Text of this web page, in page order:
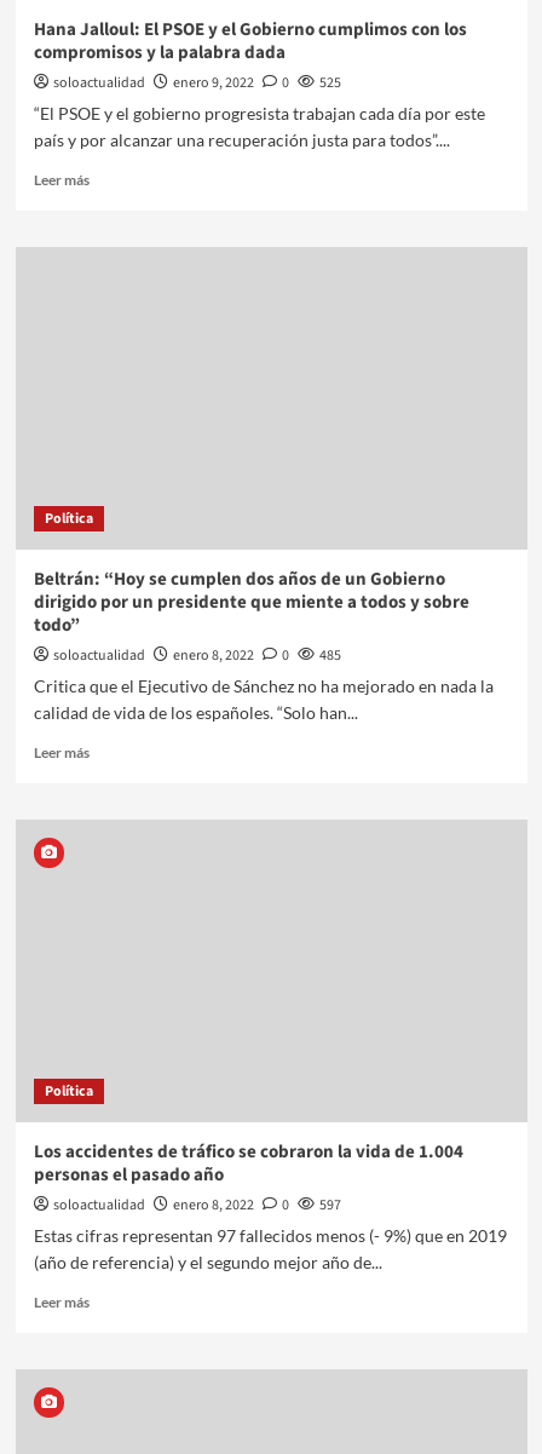
Hana Jalloul: El PSOE y el Gobierno cumplimos con los
compromisos y la palabra dada
soloactualidad enero 9, 2022 0
525
“El PSOE y el gobierno progresista trabajan cada día por este
país y por alcanzar una recuperación justa para todos”....
Leer más
Política
Beltrán: “Hoy se cumplen dos años de un Gobierno
dirigido por un presidente que miente a todos y sobre
todo”
soloactualidad enero 8, 2022 0
485
Critica que el Ejecutivo de Sánchez no ha mejorado en nada la
calidad de vida de los españoles. “Solo han...
Leer más
Política
Los accidentes de tráfico se cobraron la vida de 1.004
personas el pasado año
soloactualidad enero 8, 2022 0
597
Estas cifras representan 97 fallecidos menos (- 9%) que en 2019
(año de referencia) y el segundo mejor año de...
Leer más